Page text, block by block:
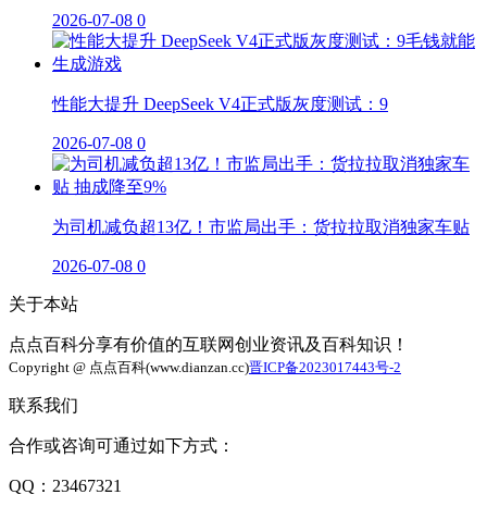
2026-07-08 0
性能大提升 DeepSeek V4正式版灰度测试：9
2026-07-08 0
为司机减负超13亿！市监局出手：货拉拉取消独家车贴
2026-07-08 0
关于本站
点点百科分享有价值的互联网创业资讯及百科知识！
Copyright @ 点点百科(www.dianzan.cc)晋ICP备2023017443号-2
联系我们
合作或咨询可通过如下方式：
QQ：23467321